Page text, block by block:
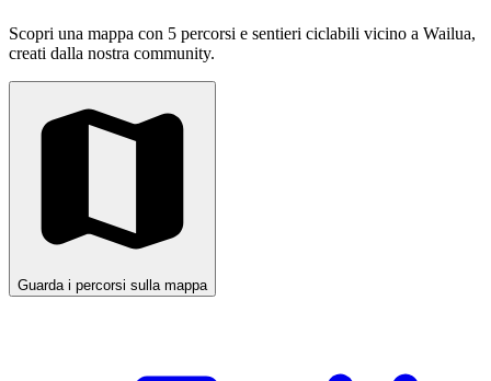
Scopri una mappa con 5 percorsi e sentieri ciclabili vicino a Wailua,
creati dalla nostra community.
Guarda i percorsi sulla mappa